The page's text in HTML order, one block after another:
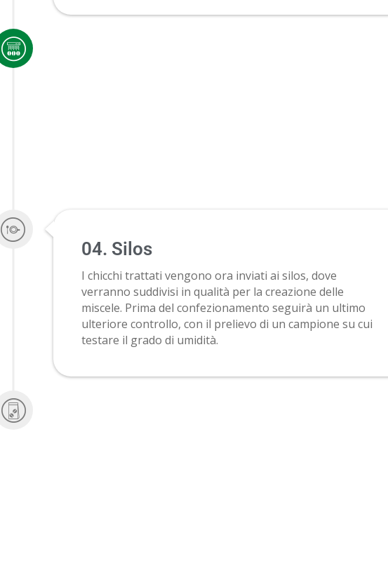
04. Silos
I chicchi trattati vengono ora inviati ai silos, dove
verranno suddivisi in qualità per la creazione delle
miscele. Prima del confezionamento seguirà un ultimo
ulteriore controllo, con il prelievo di un campione su cui
testare il grado di umidità.